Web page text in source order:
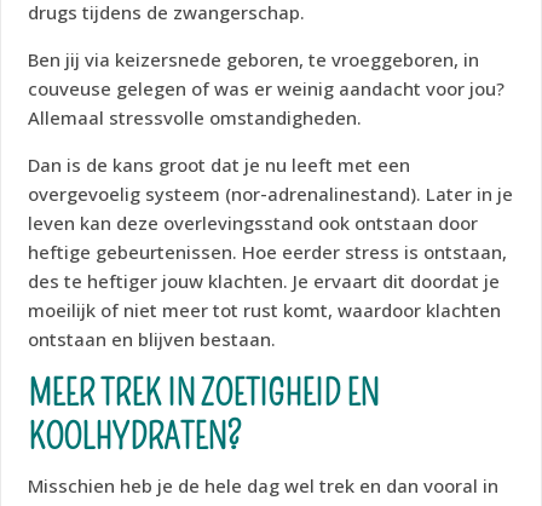
drugs tijdens de zwangerschap.
Ben jij via keizersnede geboren, te vroeggeboren, in
couveuse gelegen of was er weinig aandacht voor jou?
Allemaal stressvolle omstandigheden.
Dan is de kans groot dat je nu leeft met een
overgevoelig systeem (nor-adrenalinestand). Later in je
leven kan deze overlevingsstand ook ontstaan door
heftige gebeurtenissen. Hoe eerder stress is ontstaan,
des te heftiger jouw klachten. Je ervaart dit doordat je
moeilijk of niet meer tot rust komt, waardoor klachten
ontstaan en blijven bestaan.
MEER TREK IN ZOETIGHEID EN
KOOLHYDRATEN?
Misschien heb je de hele dag wel trek en dan vooral in